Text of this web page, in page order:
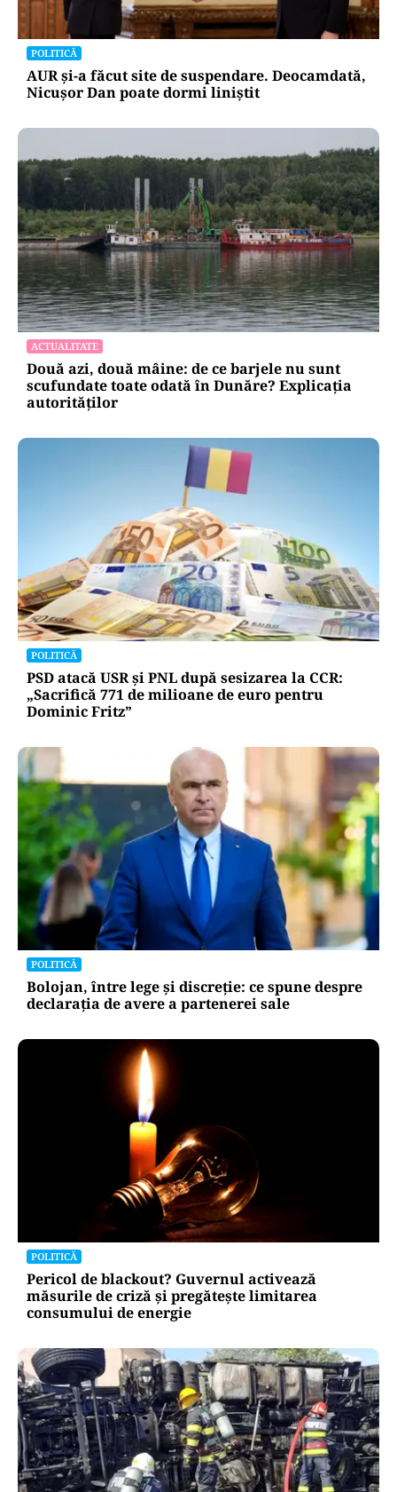
POLITICĂ
AUR și-a făcut site de suspendare. Deocamdată,
Nicușor Dan poate dormi liniștit
ACTUALITATE
Două azi, două mâine: de ce barjele nu sunt
scufundate toate odată în Dunăre? Explicația
autorităților
POLITICĂ
PSD atacă USR și PNL după sesizarea la CCR:
„Sacrifică 771 de milioane de euro pentru
Dominic Fritz”
POLITICĂ
Bolojan, între lege și discreție: ce spune despre
declarația de avere a partenerei sale
POLITICĂ
Pericol de blackout? Guvernul activează
măsurile de criză și pregătește limitarea
consumului de energie